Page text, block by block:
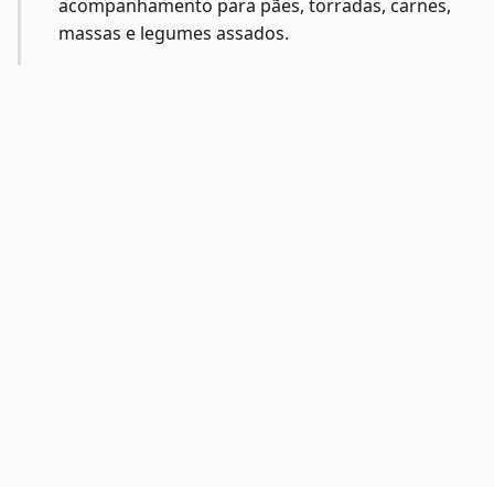
acompanhamento para pães, torradas, carnes,
massas e legumes assados.